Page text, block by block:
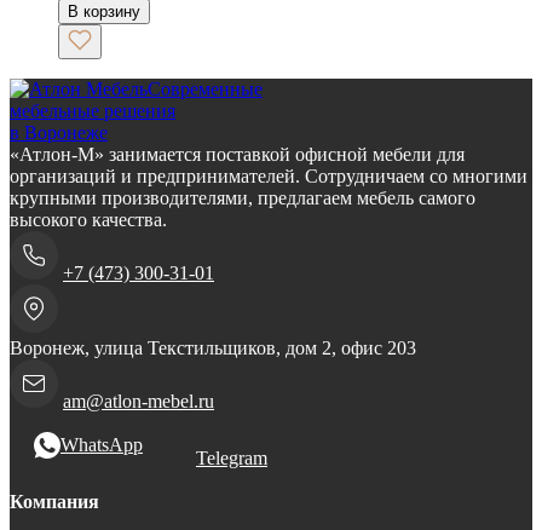
В корзину
Современные
мебельные решения
в Воронеже
«Атлон-М» занимается поставкой офисной мебели для
организаций и предпринимателей. Сотрудничаем со многими
крупными производителями, предлагаем мебель самого
высокого качества.
+7 (473) 300-31-01
Воронеж, улица Текстильщиков, дом 2, офис 203
am@atlon-mebel.ru
WhatsApp
Telegram
Компания